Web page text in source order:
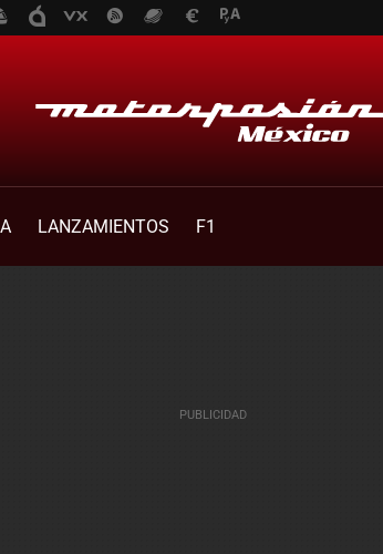
LANZAMIENTOS F1